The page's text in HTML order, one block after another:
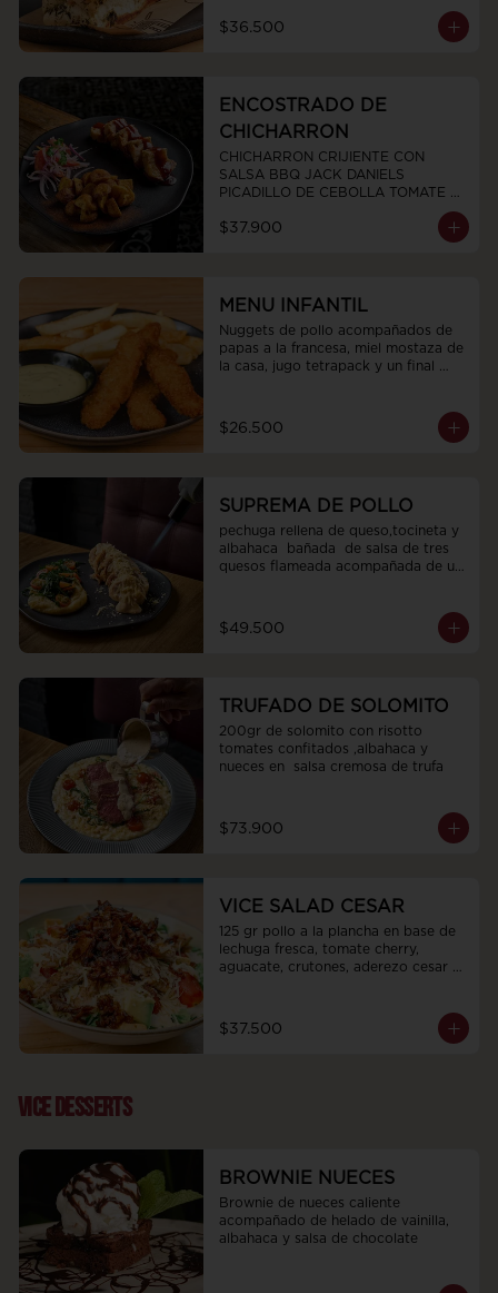
$36.500
ENCOSTRADO DE
CHICHARRON
CHICHARRON CRIJIENTE CON
SALSA BBQ JACK DANIELS
PICADILLO DE CEBOLLA TOMATE Y
$37.900
MENU INFANTIL
Nuggets de pollo acompañados de
papas a la francesa, miel mostaza de
la casa, jugo tetrapack y un final
$26.500
SUPREMA DE POLLO
pechuga rellena de queso,tocineta y
albahaca  bañada  de salsa de tres
quesos flameada acompañada de un
pimienta
$49.500
TRUFADO DE SOLOMITO
200gr de solomito con risotto
tomates confitados ,albahaca y
nueces en  salsa cremosa de trufa
$73.900
VICE SALAD CESAR
125 gr pollo a la plancha en base de
lechuga fresca, tomate cherry,
aguacate, crutones, aderezo cesar
$37.500
VICE DESSERTS
BROWNIE NUECES
Brownie de nueces caliente
acompañado de helado de vainilla,
albahaca y salsa de chocolate